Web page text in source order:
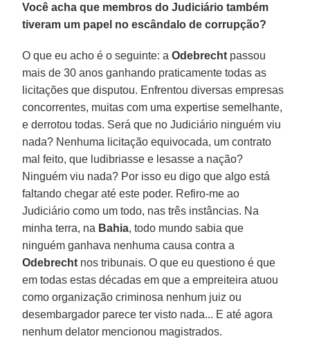
Você acha que membros do Judiciário também
tiveram um papel no escândalo de corrupção?
O que eu acho é o seguinte: aOdebrecht passou
mais de 30 anos ganhando praticamente todas as
licitações que disputou. Enfrentou diversas empresas
concorrentes, muitas com uma expertise semelhante,
e derrotou todas. Será que no Judiciário ninguém viu
nada? Nenhuma licitação equivocada, um contrato
mal feito, que ludibriasse e lesasse a nação?
Ninguém viu nada? Por isso eu digo que algo está
faltando chegar até este poder. Refiro-me ao
Judiciário como um todo, nas três instâncias. Na
minha terra, na Bahia, todo mundo sabia que
ninguém ganhava nenhuma causa contra a
Odebrecht nos tribunais. O que eu questiono é que
em todas estas décadas em que a empreiteira atuou
como organização criminosa nenhum juiz ou
desembargador parece ter visto nada... E até agora
nenhum delator mencionou magistrados.